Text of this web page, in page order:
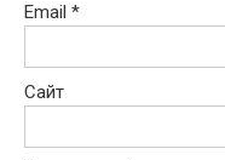
Email *
Сайт